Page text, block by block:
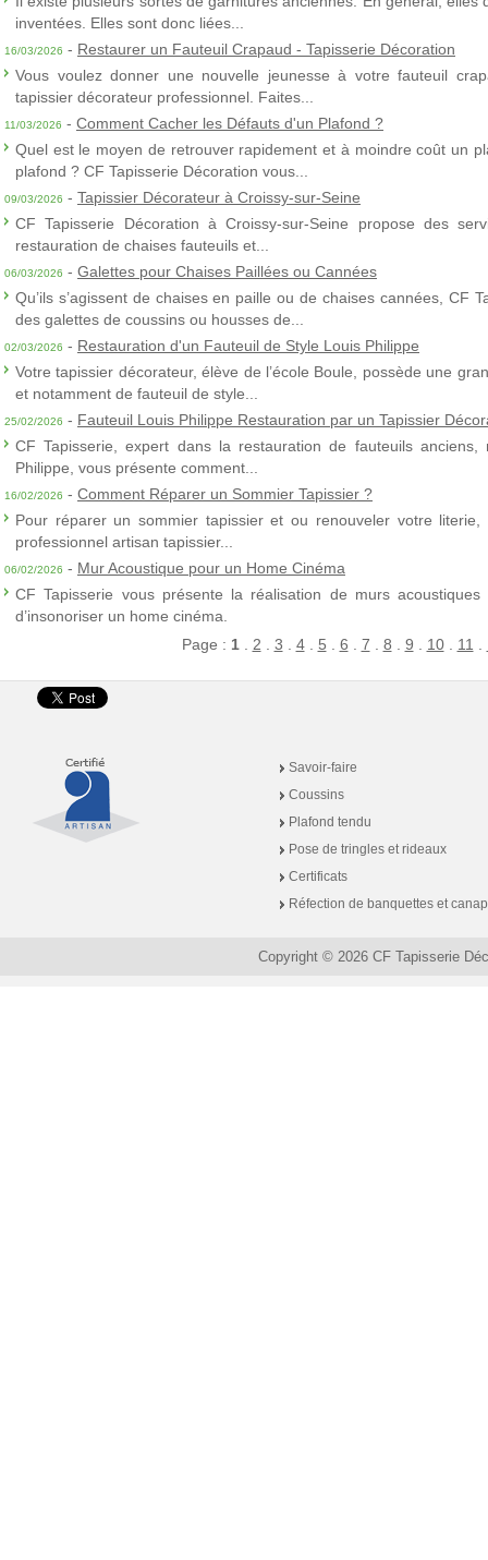
inventées. Elles sont donc liées...
16/03/2026 - Restaurer un Fauteuil Crapaud - Tapisserie Décoration
Vous voulez donner une nouvelle jeunesse à votre fauteuil
tapissier décorateur professionnel. Faites...
11/03/2026 - Comment Cacher les Défauts d'un Plafond ?
Quel est le moyen de retrouver rapidement et à moindre coût un
plafond ? CF Tapisserie Décoration vous...
09/03/2026 - Tapissier Décorateur à Croissy-sur-Seine
CF Tapisserie Décoration à Croissy-sur-Seine propose des
restauration de chaises fauteuils et...
06/03/2026 - Galettes pour Chaises Paillées ou Cannées
Qu’ils s’agissent de chaises en paille ou de chaises cannées, CF
des galettes de coussins ou housses de...
02/03/2026 - Restauration d'un Fauteuil de Style Louis Philippe
Votre tapissier décorateur, élève de l’école Boule, possède une
et notamment de fauteuil de style...
25/02/2026 - Fauteuil Louis Philippe Restauration par un Tapissier
CF Tapisserie, expert dans la restauration de fauteuils
Philippe, vous présente comment...
16/02/2026 - Comment Réparer un Sommier Tapissier ?
Pour réparer un sommier tapissier et ou renouveler votre
professionnel artisan tapissier...
06/02/2026 - Mur Acoustique pour un Home Cinéma
CF Tapisserie vous présente la réalisation de murs
d’insonoriser un home cinéma.
Page : 1. 2 3 4. 5 6 7 8 9 10. 11
Savoir-faire
Coussins
Plafond tendu
Pose de tringles et rideaux
Certificats
Réfection de banquettes et
Copyright © 2026 CF Tapisserie